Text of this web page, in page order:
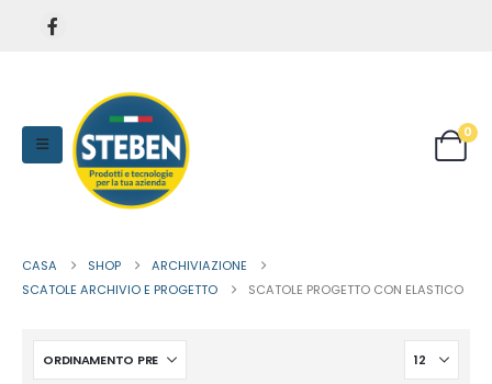
0
CASA SHOP
ARCHIVIAZIONE
SCATOLE ARCHIVIO E PROGETTO
SCATOLE PROGETTO CON ELASTICO